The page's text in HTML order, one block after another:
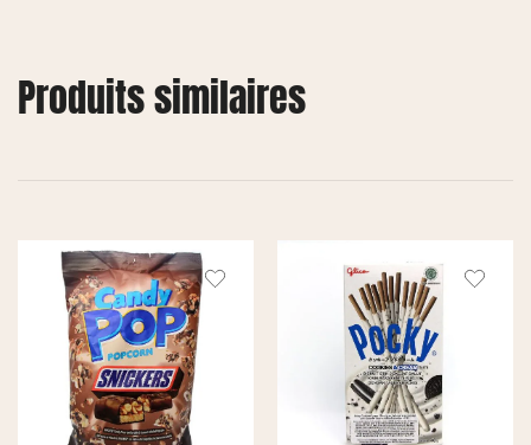
Produits similaires